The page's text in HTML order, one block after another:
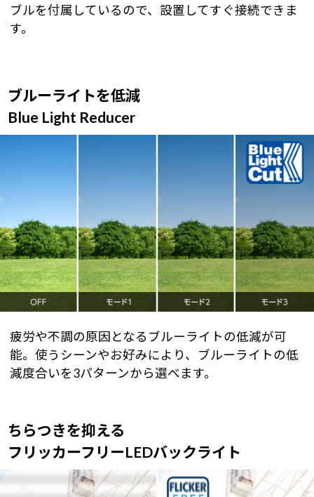
ブルを付属しているので、設置してすぐ接続できま
す。
ブルーライトを低減
Blue Light Reducer
疲労や不調の原因となるブルーライトの低減が可
能。使うシーンやお好みにより、ブルーライトの低
減度合いを3パターンから選べます。
ちらつきを抑える
フリッカーフリーLEDバックライト